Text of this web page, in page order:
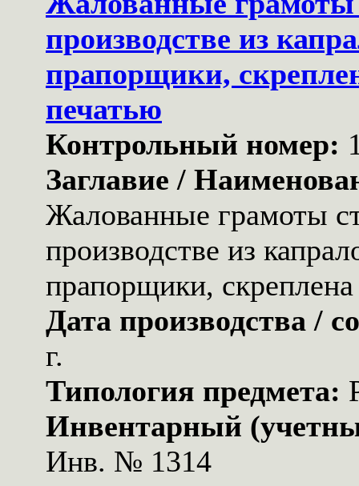
производстве из
прапорщики,
печатью
Контрольный номер:
Заглавие /
Жалованные грамоты
производстве из
прапорщики,
Дата производства /
г.
Типология предмета:
Инвентарный
Инв. № 1314